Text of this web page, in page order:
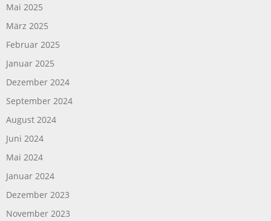
Mai 2025
März 2025
Februar 2025
Januar 2025
Dezember 2024
September 2024
August 2024
Juni 2024
Mai 2024
Januar 2024
Dezember 2023
November 2023